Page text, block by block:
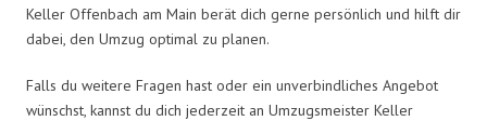
Keller Offenbach am Main berät dich gerne persönlich und hilft dir
dabei, den Umzug optimal zu planen.
Falls du weitere Fragen hast oder ein unverbindliches Angebot
wünschst, kannst du dich jederzeit an Umzugsmeister Keller